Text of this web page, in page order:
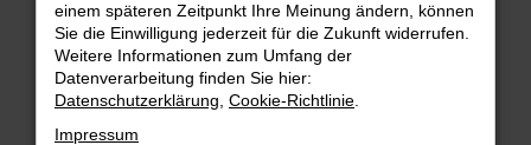
FAHRZEUGBESTAND
Bei Neuwagen Autoland finden Sie eine große
Auswahl an Marken und Modellen.
einem späteren Zeitpunkt Ihre Meinung ändern, können
Sie die Einwilligung jederzeit für die Zukunft widerrufen.
Weitere Informationen zum Umfang der
Datenverarbeitung finden Sie hier:
Datenschutzerklärung Cookie-Richtlinie
Impressum